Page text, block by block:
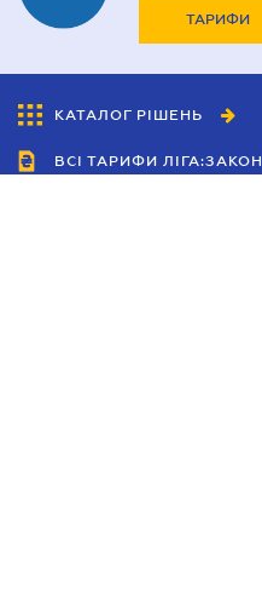
ТАРИФИ
КАТАЛОГ РІШЕНЬ
ВСІ ТАРИФИ ЛІГА:ЗАКОН